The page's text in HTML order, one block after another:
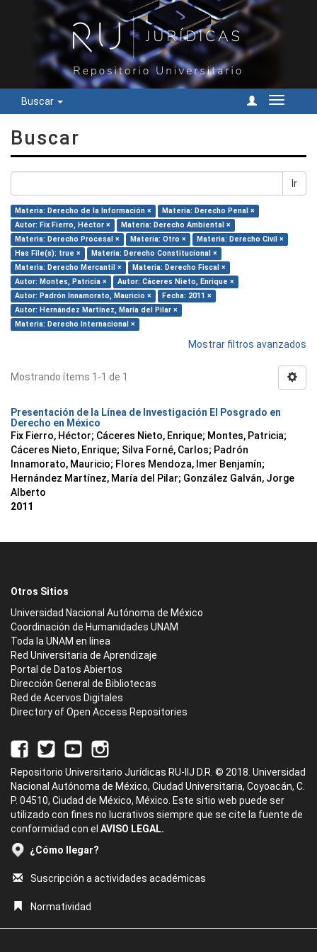
Buscar
Cambiar
Buscar
Ir
Materia: Derecho de la Información ×
Materia: Derecho Penal ×
Autor: Fix Fierro, Héctor ×
Materia: Derecho Ambiental ×
Materia: Derecho Procesal ×
Materia: Otro ×
Materia: Derecho Civil ×
Has File(s): true ×
Materia: Derecho Constitucional ×
Materia: Derecho Mercantil ×
Materia: Derecho Fiscal ×
Autor: Montes, Patricia ×
Autor: Cáceres Nieto, Enrique ×
Autor: Padrón Innamorato, Mauricio ×
Fecha: 2011 ×
Autor: Hernández Martínez, María del Pilar ×
Materia: Derecho Internacional ×
Mostrar filtros avanzados
Mostrando ítems 1-1 de 1
Presentación de la Línea de Investigación El Posgrado en
Derecho en México
Fix Fierro, Héctor; Cáceres Nieto, Enrique; Montes, Patricia;
Cáceres Nieto, Enrique; Silva Forné, Carlos; Padrón
Innamorato, Mauricio; Flores Mendoza, Imer Benjamín;
Hernández Martínez, María del Pilar; González Galván, Jorge
Alberto
2011
Otros Sitios
Universidad Nacional Autónoma de México
Coordinación de Humanidades UNAM
Toda la UNAM en línea
Red Universitaria de Aprendizaje
Portal de Datos Abiertos
Dirección General de Bibliotecas
Red de Acervos Digitales
Directory of Open Access Repositories
Repositorio Universitario Jurídicas RU-IIJ D.R. © 2018. Universidad
Nacional Autónoma de México, Ciudad Universitaria, Coyoacán, C.
P. 04510, Ciudad de México, México. Este sitio web puede ser
utilizado con fines no lucrativos siempre que se cite la fuente de
conformidad con el AVISO LEGAL.
¿Cómo llegar?
Suscripción a actividades académicas
Normatividad